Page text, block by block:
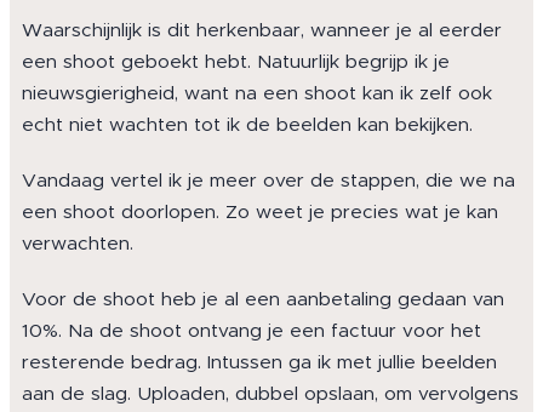
Waarschijnlijk is dit herkenbaar, wanneer je al eerder
een shoot geboekt hebt. Natuurlijk begrijp ik je
nieuwsgierigheid, want na een shoot kan ik zelf ook
echt niet wachten tot ik de beelden kan bekijken.
Vandaag vertel ik je meer over de stappen, die we na
een shoot doorlopen. Zo weet je precies wat je kan
verwachten.
Voor de shoot heb je al een aanbetaling gedaan van
10%. Na de shoot ontvang je een factuur voor het
resterende bedrag. Intussen ga ik met jullie beelden
aan de slag. Uploaden, dubbel opslaan, om vervolgens